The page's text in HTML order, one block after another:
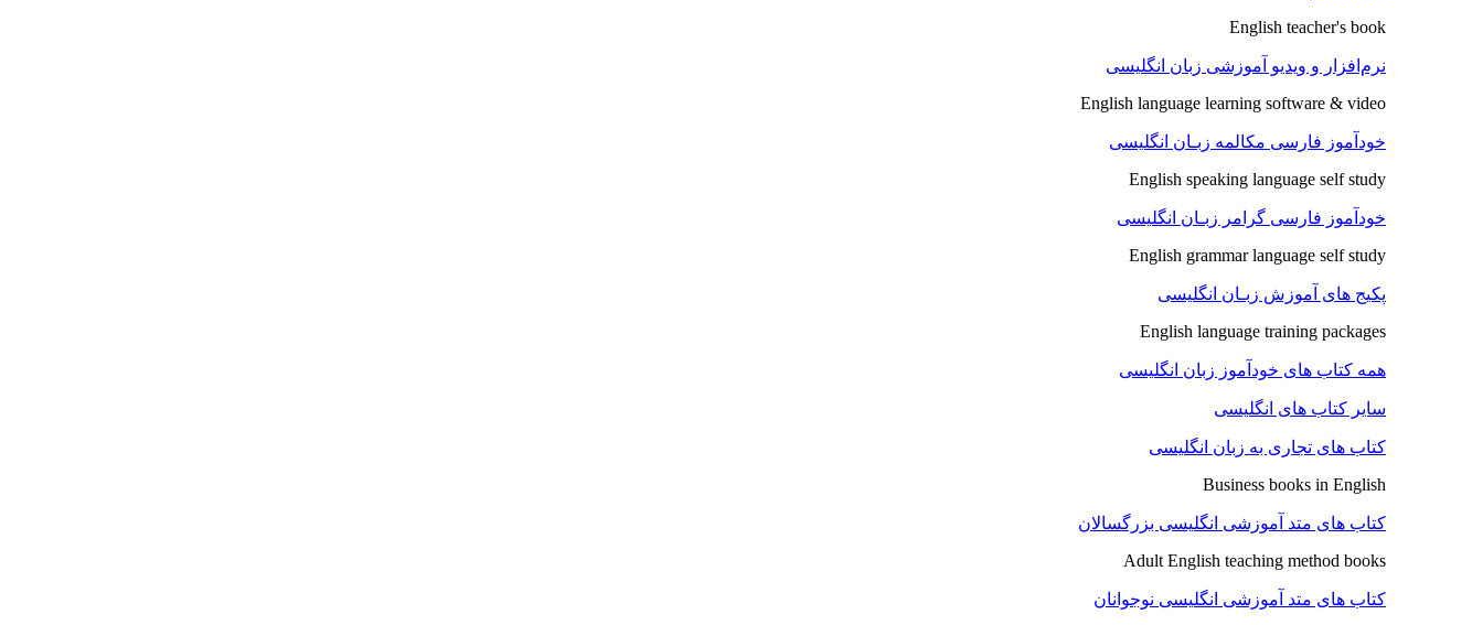
English teacher's book
نرم‌افزار و ویدیو آموزشی زبان انگلیسی
English language learning software & video
خودآموز فارسی مکالمه زبـان انگلیسی
English speaking language self study
خودآموز فارسی گرامر زبـان انگلیسی
English grammar language self study
پکیج های آموزش زبـان انگلیسی
English language training packages
همه کتاب های خودآموز زبان انگلیسی
سایر کتاب های انگلیسی
کتاب های تجاری به زبان انگلیسی
Business books in English
کتاب های متد آموزشی انگلیسی بزرگسالان
Adult English teaching method books
کتاب های متد آموزشی انگلیسی نوجوانان